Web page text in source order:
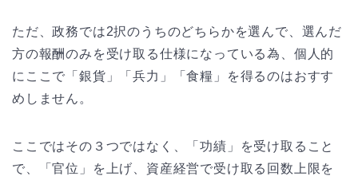
ただ、政務では2択のうちのどちらかを選んで、選んだ
方の報酬のみを受け取る仕様になっている為、個人的
にここで「銀貨」「兵力」「食糧」を得るのはおすす
めしません。
ここではその３つではなく、「功績」を受け取ること
で、「官位」を上げ、資産経営で受け取る回数上限を